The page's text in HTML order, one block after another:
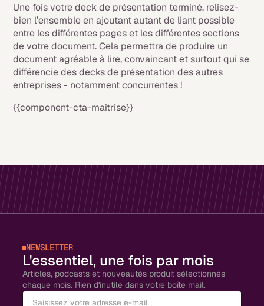
Une fois votre deck de présentation terminé, relisez-
bien l’ensemble en ajoutant autant de liant possible
entre les différentes pages et les différentes sections
de votre document. Cela permettra de produire un
document agréable à lire, convaincant et surtout qui se
différencie des decks de présentation des autres
entreprises - notamment concurrentes !
{{component-cta-maitrise}}
NEWSLETTER
L'essentiel, une fois par mois
Articles, podcasts et nouveautés produit sélectionnés
chaque mois. Rien d'inutile dans votre boîte mail.